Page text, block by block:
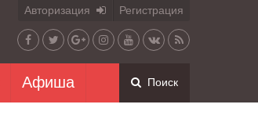
Авторизация Регистрация
Афиша Поиск